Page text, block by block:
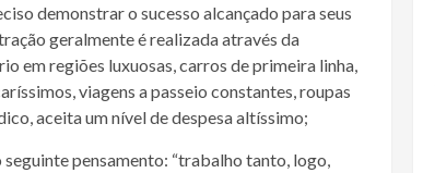
demonstrar o sucesso alcançado para seus
geralmente é realizada através da
em regiões luxuosas, carros de primeira linha,
viagens a passeio constantes, roupas
aceita um nível de despesa altíssimo;
pensamento: “trabalho tanto, logo,